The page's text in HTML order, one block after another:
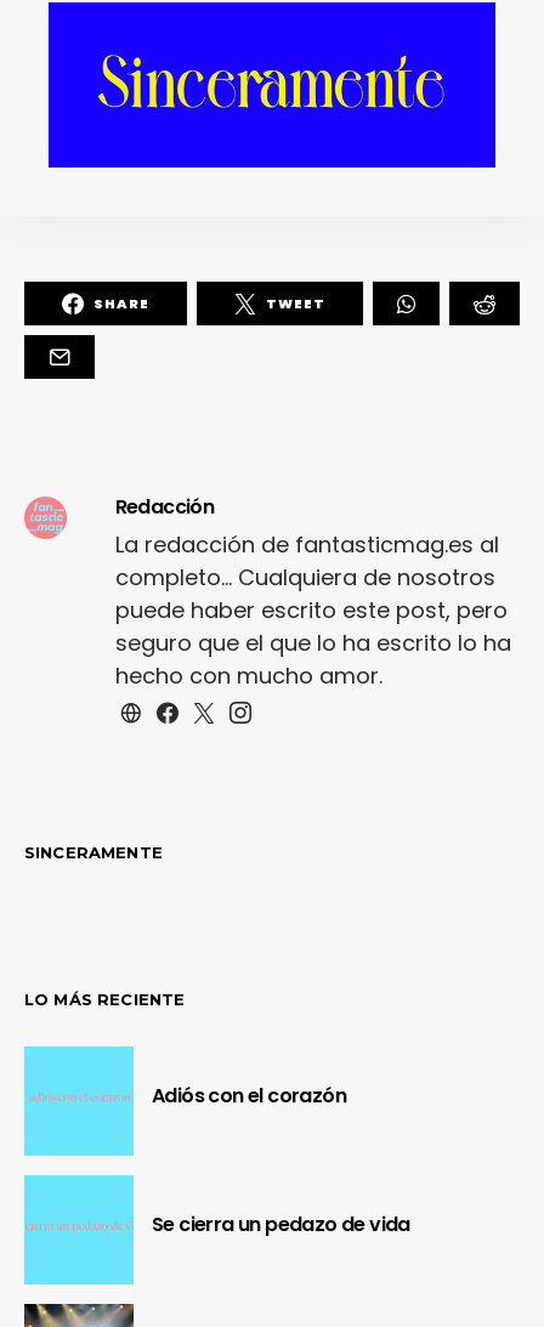
Rigoberta Bandini vs
debería representarnos en
SHARE TWEET
Redacción
La redacción de fantasticmag.es al
completo... Cualquiera de nosotros
puede haber escrito este post, pero
seguro que el que lo ha escrito lo ha
hecho con mucho amor.
SINCERAMENTE
LO MÁS RECIENTE
Adiós con el corazón
Se cierra un pedazo de vida